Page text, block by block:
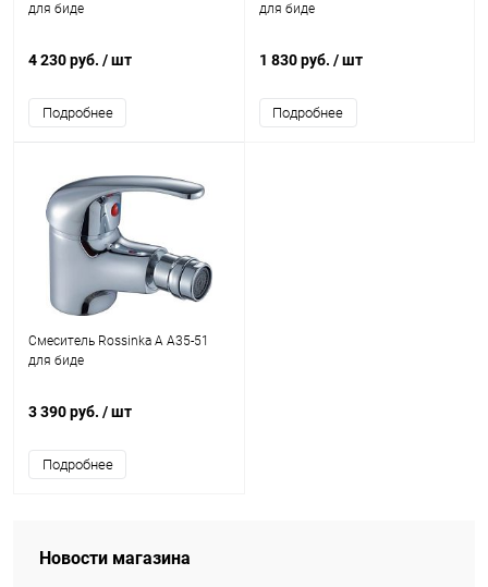
для биде
4 230 руб. / шт
Подробнее
для биде
1 830 руб. / шт
Подробнее
Смеситель Rossinka A A35-51
для биде
3 390 руб. / шт
Подробнее
Новости магазина